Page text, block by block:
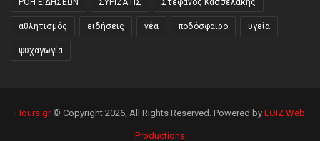
ΡΟΗ ΕΙΔΗΣΕΩΝ ΣΥΡΙΖΑ ΠΣ Στέφανος Κασσελάκης
αθλητισμός ειδήσεις νέα ποδόσφαιρο υγεία
ψυχαγωγία
Hours.gr© Copyright 2026, All Rights Reserved. Powered by LOIZ Web
Productions